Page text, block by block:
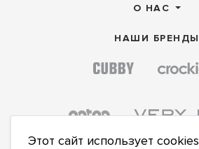
О НАС
НАШИ БРЕНДЫ
Этот сайт использует cookies